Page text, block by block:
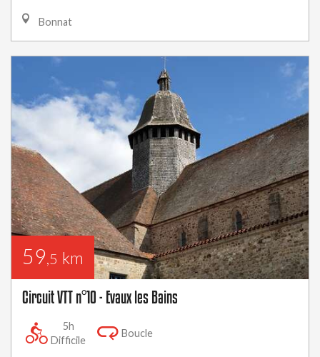
Bonnat
59,5 km
Circuit VTT n°10 - Evaux les Bains
5h
Difficile
Boucle